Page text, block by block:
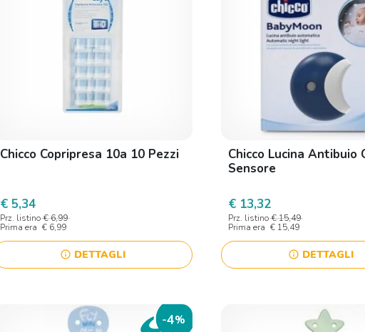
Chicco Copripresa 10a 10 Pezzi
€ 5,34
Prz. listino € 6,99
Prima era € 6,99
info DETTAGLI
Chicco Lucina Antibuio
Sensore
€ 13,32
Prz. listino € 15,49
Prima era € 15,49
info DETTAGLI
-4%